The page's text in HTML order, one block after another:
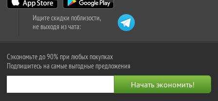
Ищите скидки поблизости,
не выходя из чата:
Сэкономьте до 90% при любых покупках
Подпишитесь на самые выгодные предложения